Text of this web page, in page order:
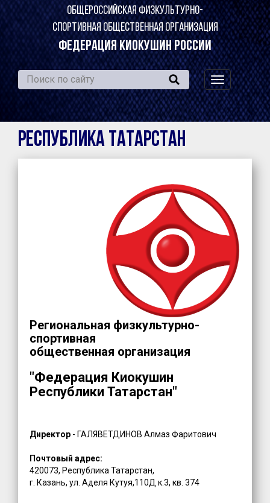
ОБЩЕРОССИЙСКАЯ ФИЗКУЛЬТУРНО-
СПОРТИВНАЯ ОБЩЕСТВЕННАЯ ОРГАНИЗАЦИЯ
ФЕДЕРАЦИЯ КИОКУШИН РОССИИ
навигация
по
сайту
Республика Татарстан
Региональная физкультурно-
спортивная
общественная организация
"Федерация Киокушин
Республики Татарстан"
Директор - ГАЛЯВЕТДИНОВ Алмаз Фаритович
Почтовый адрес:
420073, Республика Татарстан,
г. Казань, ул. Аделя Кутуя,110Д к.3, кв. 374